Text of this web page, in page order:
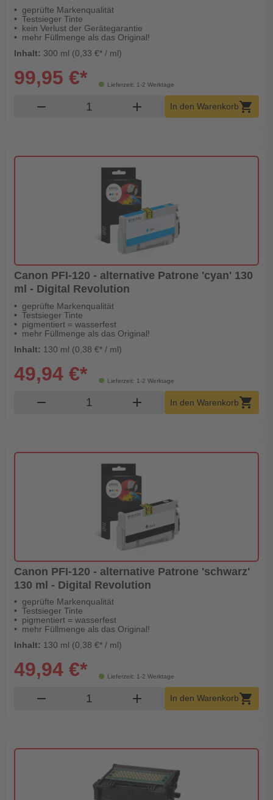
geprüfte Markenqualität
Testsieger Tinte
kein Verlust der Gerätegarantie
mehr Füllmenge als das Original!
Inhalt: 300 ml (0,33 €* / ml)
Lieferzeit: 1-2 Werktage
99,95 €*
remove Produkt Warenkorb Menge
add In den Warenkorbshopping_cart
Canon PFI-120 - alternative Patrone 'cyan' 130
ml - Digital Revolution
geprüfte Markenqualität
Testsieger Tinte
pigmentiert = wasserfest
mehr Füllmenge als das Original!
Inhalt: 130 ml (0,38 €* / ml)
Lieferzeit: 1-2 Werktage
49,94 €*
remove Produkt Warenkorb Menge
add In den Warenkorbshopping_cart
Canon PFI-120 - alternative Patrone 'schwarz'
130 ml - Digital Revolution
geprüfte Markenqualität
Testsieger Tinte
pigmentiert = wasserfest
mehr Füllmenge als das Original!
Inhalt: 130 ml (0,38 €* / ml)
Lieferzeit: 1-2 Werktage
49,94 €*
remove Produkt Warenkorb Menge
add In den Warenkorbshopping_cart